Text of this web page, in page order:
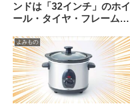
ンドは「32インチ」のホイ
ール・タイヤ・フレームに
よみもの